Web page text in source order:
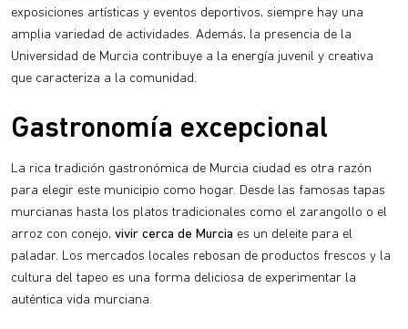
exposiciones artísticas y eventos deportivos, siempre hay una
amplia variedad de actividades. Además, la presencia de la
Universidad de Murcia contribuye a la energía juvenil y creativa
que caracteriza a la comunidad.
Gastronomía excepcional
La rica tradición gastronómica de Murcia ciudad es otra razón
para elegir este municipio como hogar. Desde las famosas tapas
murcianas hasta los platos tradicionales como el zarangollo o el
arroz con conejo, vivir cerca de Murcia es un deleite para el
paladar. Los mercados locales rebosan de productos frescos y la
cultura del tapeo es una forma deliciosa de experimentar la
auténtica vida murciana.